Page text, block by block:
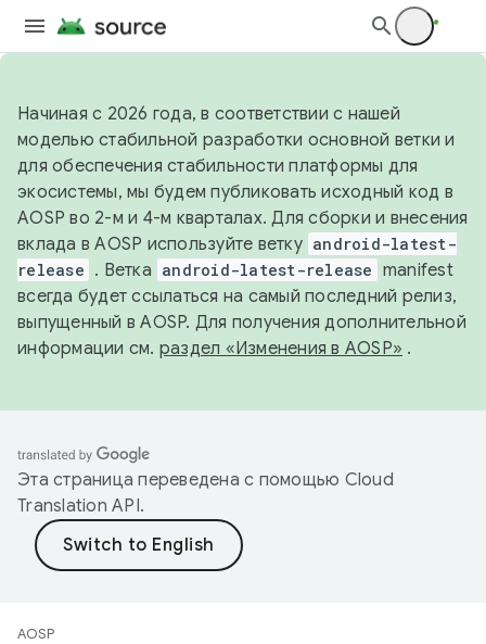
Начиная с 2026 года, в соответствии с нашей
моделью стабильной разработки основной ветки и
для обеспечения стабильности платформы для
экосистемы, мы будем публиковать исходный код в
AOSP во 2-м и 4-м кварталах. Для сборки и внесения
вклада в AOSP используйте ветку android-latest-
release . Ветка android-latest-release manifest
всегда будет ссылаться на самый последний релиз,
выпущенный в AOSP. Для получения дополнительной
информации см. раздел «Изменения в AOSP» .
Эта страница переведена с помощью Cloud
Translation API.
AOSP